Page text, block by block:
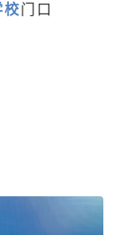
校门口